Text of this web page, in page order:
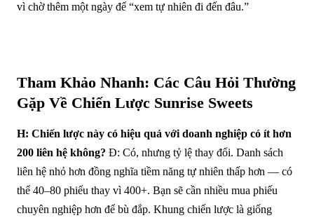
vì chờ thêm một ngày để “xem tự nhiên đi đến đâu.”
Tham Khảo Nhanh: Các Câu Hỏi Thường
Gặp Về Chiến Lược Sunrise Sweets
H: Chiến lược này có hiệu quả với doanh nghiệp có ít hơn
200 liên hệ không? Đ: Có, nhưng tỷ lệ thay đổi. Danh sách
liên hệ nhỏ hơn đồng nghĩa tiềm năng tự nhiên thấp hơn — có
thể 40–80 phiếu thay vì 400+. Bạn sẽ cần nhiều mua phiếu
chuyên nghiệp hơn để bù đắp. Khung chiến lược là giống